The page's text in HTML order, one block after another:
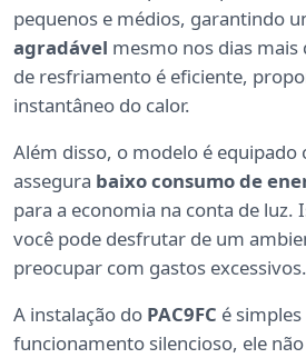
pequenos e médios, garantindo
agradável mesmo nos dias mais
de resfriamento é eficiente,
instantâneo do calor.
Além disso, o modelo é equipado
assegura baixo consumo de
para a economia na conta de luz.
você pode desfrutar de um
preocupar com gastos excessivos.
A instalação do PAC9FC é
funcionamento silencioso, ele